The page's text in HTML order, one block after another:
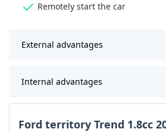
Remotely start the car
External advantages
Internal advantages
Ford territory Trend 1.8cc